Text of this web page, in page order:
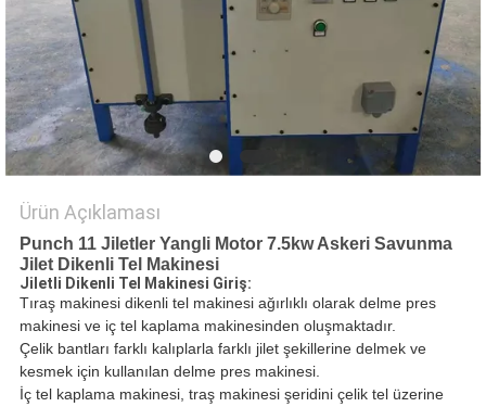
Ürün Açıklaması
Punch 11 Jiletler Yangli Motor 7.5kw Askeri Savunma
Jilet Dikenli Tel Makinesi
Jiletli Dikenli Tel Makinesi Giriş:
Tıraş makinesi dikenli tel makinesi ağırlıklı olarak delme pres
makinesi ve iç tel kaplama makinesinden oluşmaktadır.
Çelik bantları farklı kalıplarla farklı jilet şekillerine delmek ve
kesmek için kullanılan delme pres makinesi.
İç tel kaplama makinesi, traş makinesi şeridini çelik tel üzerine